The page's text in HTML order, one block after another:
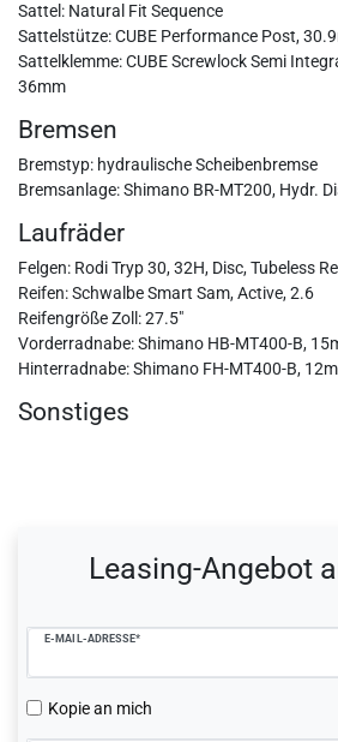
Sattel: Natural Fit Sequence
Sattelstütze: CUBE Performance Post,
Sattelklemme: CUBE Screwlock Semi
36mm
Bremsen
Bremstyp: hydraulische Scheibenbremse
Bremsanlage: Shimano BR-MT200, Hydr.
Laufräder
Felgen: Rodi Tryp 30, 32H, Disc, Tubeless
Reifen: Schwalbe Smart Sam, Active, 2.6
Reifengröße Zoll: 27.5"
Vorderradnabe: Shimano HB-MT400-B,
Hinterradnabe: Shimano FH-MT400-B,
Sonstiges
Leasing-Angebot
E-MAIL-ADRESSE*
Kopie an mich